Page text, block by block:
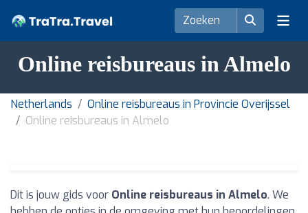
Online reisbureaus in Almelo
Netherlands
Online reisbureaus in Provincie Overijssel
Online reisbureaus in Almelo
Dit is jouw gids voor Online reisbureaus in Almelo. We